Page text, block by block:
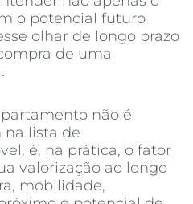
o potencial futuro
olhar de longo prazo
de uma
não é
lista de
é, na prática, o fator
valorização ao longo
mobilidade,